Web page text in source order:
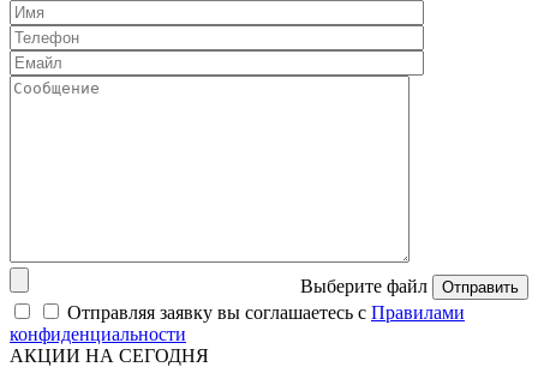
Выберите файл Отправить
Отправляя заявку вы соглашаетесь с Правилами
конфиденциальности
АКЦИИ НА СЕГОДНЯ